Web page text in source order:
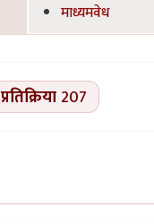
माध्यमवेध
प्रतिक्रिया 207